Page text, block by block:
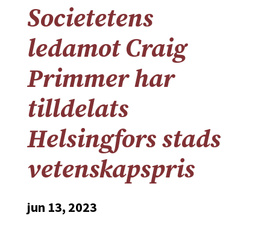
Societetens
ledamot Craig
Primmer har
tilldelats
Helsingfors stads
vetenskapspris
jun 13, 2023